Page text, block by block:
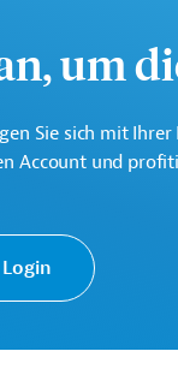
um
Sie sich mit
Account und